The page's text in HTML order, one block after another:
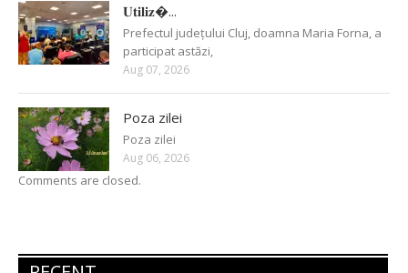
𝐔𝐭𝐢𝐥𝐢𝐳�...
Prefectul județului Cluj, doamna Maria Forna, a
participat astăzi,
Aug 07, 2026
Poza zilei
Poza zilei
Aug 06, 2026
Comments are closed.